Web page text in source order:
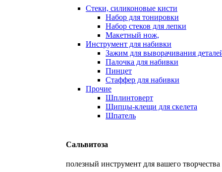
Стеки, силиконовые кисти
Набор для тонировки
Набор стеков для лепки
Макетный нож,
Инструмент для набивки
Зажим для выворачивания
Палочка для набивки
Пинцет
Стаффер для набивки
Прочие
Шплинтоверт
Щипцы-клещи для скелета
Шпатель
Сальвитоза
полезный инструмент для вашего творчества